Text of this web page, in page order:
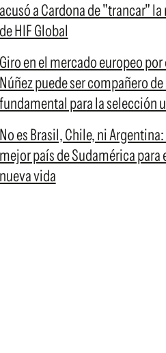
acusó a Cardona de "trancar"
de HIF Global
Giro en el mercado europeo
Núñez puede ser compañero
fundamental para la selección
No es Brasil, Chile, ni Argentina:
mejor país de Sudamérica para
nueva vida